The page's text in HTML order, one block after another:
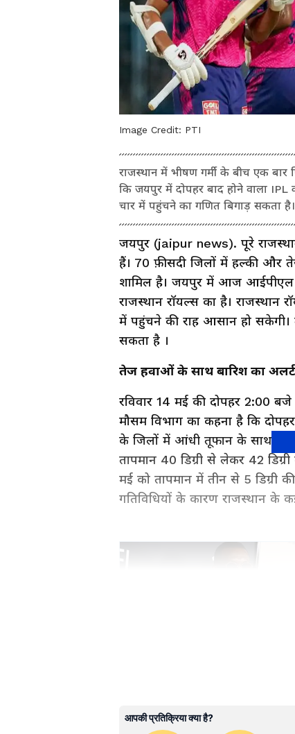
Image Credit: PTI
राजस्थान में भीषण गर्मी के बीच एक
कि जयपुर में दोपहर बाद होने वाला
चार में पहुंचने का गणित बिगाड़ सकता है।
जयपुर (jaipur news). पूरे
हैं। 70 फ़ीसदी जिलों में हल्की और
शामिल है। जयपुर में आज आईपीएल
राजस्थान रॉयल्स का है।
में पहुंचने की राह आसान हो सकेगी।
सकता है ।
तेज हवाओं के साथ बारिश का
रविवार 14 मई की दोपहर 2:00
मौसम विभाग का कहना है कि
के जिलों में आंधी तूफान के साथ तेज
तापमान 40 डिग्री से लेकर 42
मई को तापमान में तीन से 5 डिग्री
गतिविधियों के कारण राजस्थान के
रविवार को दोपहर बाद जयपुर के
Sanjay Chaturvedi